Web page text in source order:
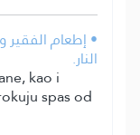
• إطعام
النار.
kao i
spas od